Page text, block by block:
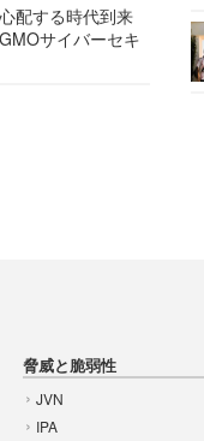
配する時代到来
サイバーセキ
脅威と脆弱性
JVN
IPA